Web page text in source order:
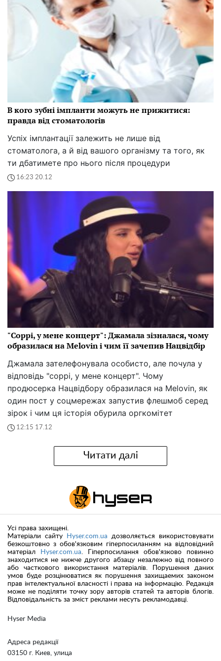
В кого зубні імпланти можуть не прижитися:
правда від стоматологів
Успіх імплантації залежить не лише від
стоматолога, а й від вашого організму та того, як
ти дбатимете про нього після процедури
16:23 20.12
"Соррі, у мене концерт": Джамала зізналася, чому
образилася на Melovin і чим її зачепив Нацвідбір
Джамала зателефонувала особисто, але почула у
відповідь "соррі, у мене концерт". Чому
продюсерка Нацвідбору образилася на Melovin, як
один пост у соцмережах запустив флешмоб серед
зірок і чим ця історія обурила оргкомітет
12:15 17.12
Читати далі
Hyser Media
Адреса редакції
03150 г. Киев, улица
Усі права захищені.
Матеріали сайту
Hyser.com.ua дозволяється використовувати
безкоштовно з обов'язковим гіперпосиланням на відповідний
матеріал
Hyser.com.ua . Гіперпосилання обов'язково повинно
знаходитися не нижче другого абзацу незалежно від повного
або часткового використання матеріалів. Порушення даних
умов буде розцінюватися як порушення захищаемих законом
прав інтелектуальної власності і права на інформацію. Редакція
може не поділяти точку зору авторів статей та авторів блогів.
Відповідальність за зміст реклами несуть рекламодавці.